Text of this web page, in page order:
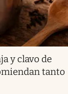
y clavo de
tanto